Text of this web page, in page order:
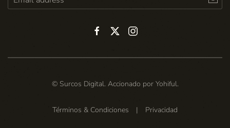
© Surcos Digital. Accionado por Yohiful.
Términos & Condiciones | Privacidad